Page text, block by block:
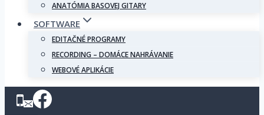
ANATÓMIA BASOVEJ GITARY
SOFTWARE
EDITAČNÉ PROGRAMY
RECORDING – DOMÁCE NAHRÁVANIE
WEBOVÉ APLIKÁCIE